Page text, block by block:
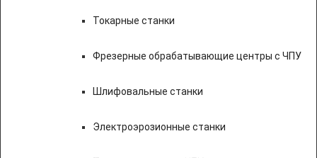
Токарные станки
Фрезерные обрабатывающие центры с ЧПУ
Шлифовальные станки
Электроэрозионные станки